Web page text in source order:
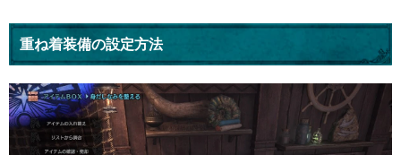
重ね着装備の設定方法